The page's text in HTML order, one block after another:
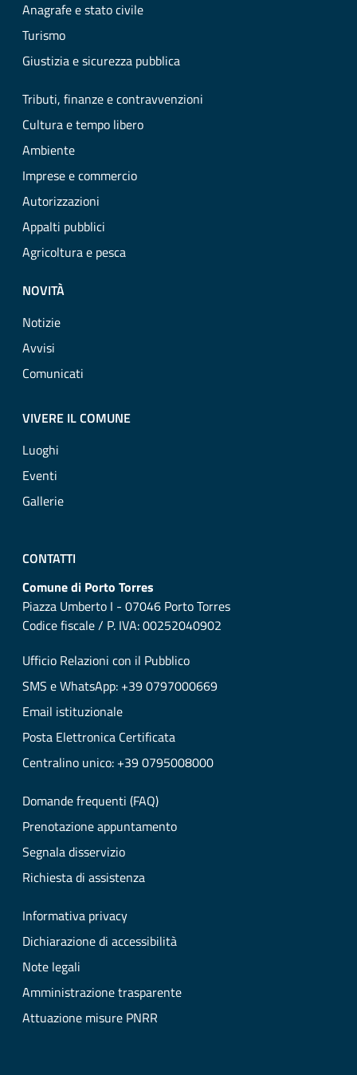
Anagrafe e stato civile
Turismo
Giustizia e sicurezza pubblica
Tributi, finanze e contravvenzioni
Cultura e tempo libero
Ambiente
Imprese e commercio
Autorizzazioni
Appalti pubblici
Agricoltura e pesca
NOVITÀ
Notizie
Avvisi
Comunicati
VIVERE IL COMUNE
Luoghi
Eventi
Gallerie
CONTATTI
Comune di Porto Torres
Piazza Umberto I - 07046 Porto Torres
Codice fiscale / P. IVA: 00252040902
Ufficio Relazioni con il Pubblico
SMS e WhatsApp: +39 0797000669
Email istituzionale
Posta Elettronica Certificata
Centralino unico: +39 0795008000
Domande frequenti (FAQ)
Prenotazione appuntamento
Segnala disservizio
Richiesta di assistenza
Informativa privacy
Dichiarazione di accessibilità
Note legali
Amministrazione trasparente
Attuazione misure PNRR